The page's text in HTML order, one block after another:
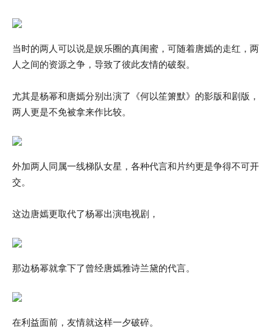
当时的两人可以说是娱乐圈的真闺蜜，可随着唐嫣的走红，两
人之间的资源之争，导致了彼此友情的破裂。
尤其是杨幂和唐嫣分别出演了《何以笙箫默》的影版和剧版，
两人更是不免被拿来作比较。
外加两人同属一线梯队女星，各种代言和片约更是争得不可开
交。
这边唐嫣更取代了杨幂出演电视剧，
那边杨幂就拿下了曾经唐嫣雅诗兰黛的代言。
在利益面前，友情就这样一夕破碎。